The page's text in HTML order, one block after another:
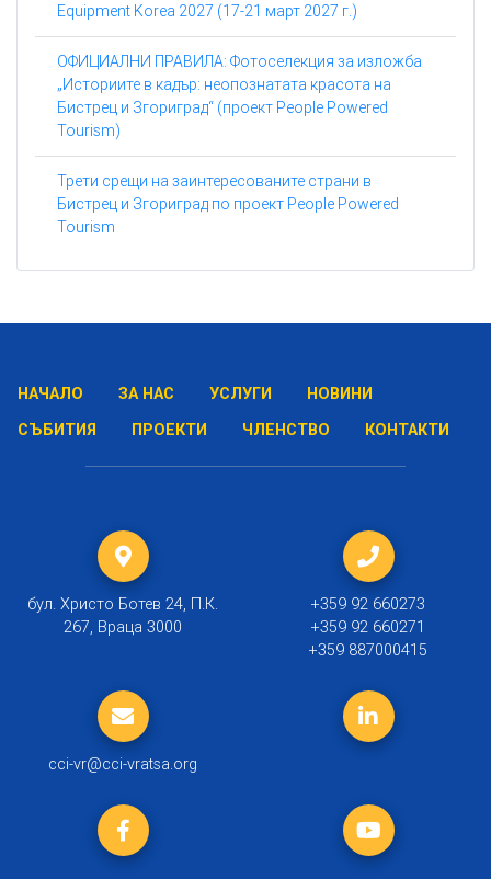
Equipment Korea 2027 (17-21 март 2027 г.)
ОФИЦИАЛНИ ПРАВИЛА: Фотоселекция за изложба
„Историите в кадър: неопознатата красота на
Бистрец и Згориград“ (проект People Powered
Tourism)
Трети срещи на заинтересованите страни в
Бистрец и Згориград по проект People Powered
Tourism
НАЧАЛО ЗА НАС УСЛУГИ
НОВИНИ
СЪБИТИЯ
ПРОЕКТИ ЧЛЕНСТВО КОНТАКТИ
бул. Христо Ботев 24, П.К.
267, Враца 3000
+359 92 660273
+359 92 660271
+359 887000415
cci-vr@cci-vratsa.org